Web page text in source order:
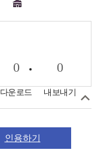
0
다운로드
0
내보내기
인용하기